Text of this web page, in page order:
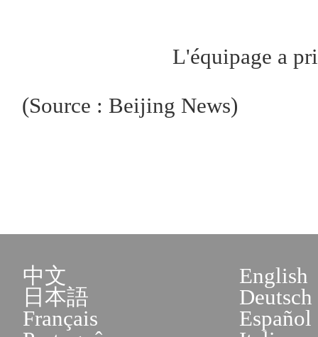
L'équipage a
(Source : Beijing News)
中文
English
日本語
Deutsch
Français
Español